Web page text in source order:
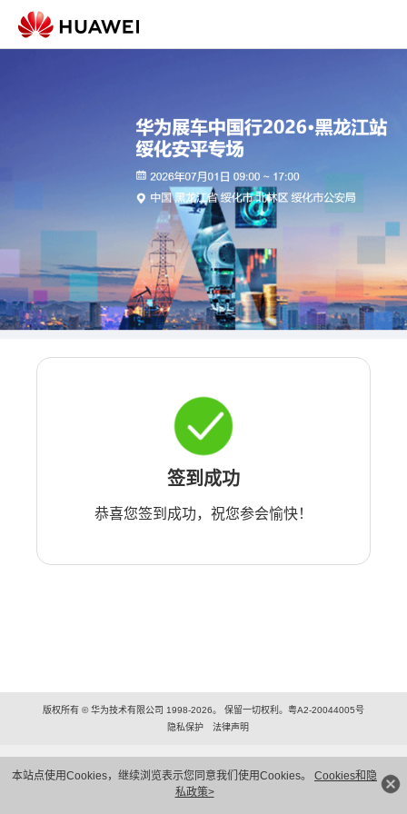
本站点使用Cookies，继续浏览表示您同意我们使用Cookies。 Cookies和隐
私政策>
签到成功
恭喜您签到成功，祝您参会愉快！
版权所有 © 华为技术有限公司 1998-2026。 保留一切权利。粤A2-20044005号
隐私保护
法律声明